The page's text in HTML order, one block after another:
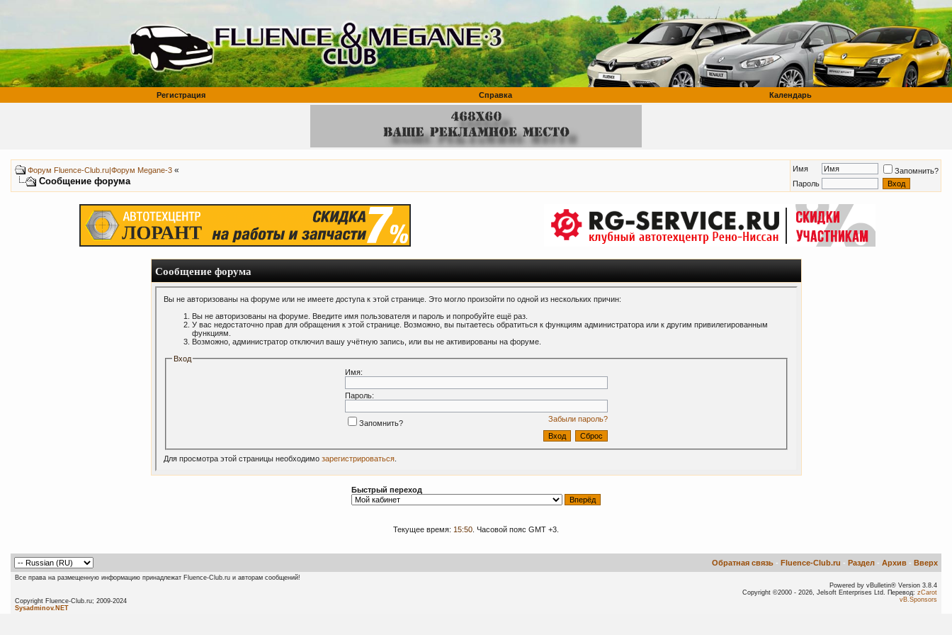
Регистрация Справка Календарь
Форум Fluence-Club.ru|Форум Megane-3 «
Сообщение форума
Имя
Запомнить?
Пароль
Сообщение форума
Вы не авторизованы на форуме или не имеете доступа к этой странице. Это могло произойти по одной из нескольких причин:
Вы не авторизованы на форуме. Введите имя пользователя и пароль и попробуйте ещё раз.
У вас недостаточно прав для обращения к этой странице. Возможно, вы пытаетесь обратиться к функциям администратора или к другим привилегированным
функциям.
Возможно, администратор отключил вашу учётную запись, или вы не активированы на форуме.
Вход
Имя:
Пароль:
Забыли пароль?
Запомнить?
Для просмотра этой страницы необходимо зарегистрироваться.
Быстрый переход
Текущее время: 15:50 . Часовой пояс GMT +3.
Обратная связь - Fluence-Club.ru - Раздел - Архив - Вверх
Все права на размещенную информацию принадлежат Fluence-Club.ru и авторам сообщений!
Copyright Fluence-Club.ru; 2009-2024
Sysadminov.NET
Powered by vBulletin® Version 3.8.4
Copyright ©2000 - 2026, Jelsoft Enterprises Ltd. Перевод: zCarot
vB.Sponsors